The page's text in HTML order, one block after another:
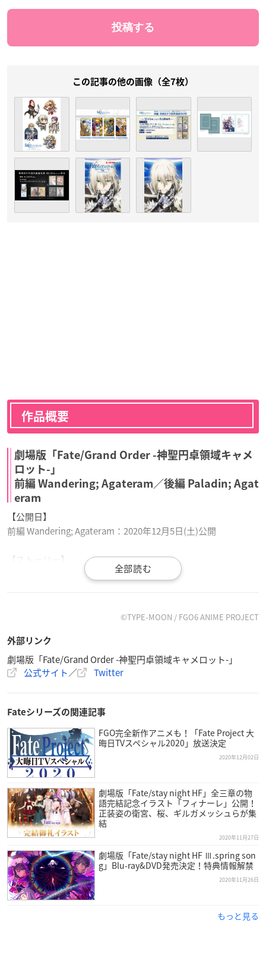
この記事の他の画像（全7枚）
作品概要
劇場版「Fate/Grand Order -神聖円卓領域キャメ
ロット-」
前編 Wandering; Agateram／後編 Paladin; Agat
eram
【公開日】
前編 Wandering; Agateram：2020年12月5日(土)公開
【ストーリー】
遍歴の騎士、ベディヴィエールが辿り着いた旅の果て―。
騎士」。
領地ごとこの地に召喚されるも、静かに現状打破を狙う「太陽
王・オジマンディアス」。
指すベディヴィエールの前に現れたのは
人理を修復すべくこの地を訪れた人類最後のマスター・藤丸立
香とデミ・サーヴァントのマシュ・キリエライトであった。
ベディヴィエールは藤丸たちと共に、最後の探索へと歩み出
す。
【スタッフ】
原作：奈須きのこ／TYPE-MOON
リードキャラクターデザイナー：武内崇
脚本：小太刀右京
キャラクターデザイン：細居美恵子・黄瀬和哉・温泉中也
サブキャラクターデザイン：乘田拓茂・山本彩
総作画監督：黄瀬和哉
©TYPE-MOON / FGO6 ANIME PROJECT
外部リンク
劇場版「Fate/Grand Order -神聖円卓領域キャメロット-」
公式サイト／ Twitter
Fateシリーズの関連記事
FGO完全新作アニメも！「Fate Project 大
晦日TVスペシャル2020」放送決定
2020年12月02日
劇場版「Fate/stay night HF」全三章の物
語完結記念イラスト「フィナーレ」公開！
正装姿の衛宮、桜、ギルガメッシュらが集
結
2020年11月27日
劇場版「Fate/stay night HF Ⅲ.spring son
g」Blu-ray&DVD発売決定！特典情報解禁
2020年11月26日
もっと見る